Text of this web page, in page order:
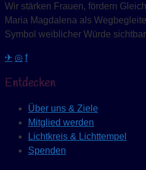
Wir stärken Frauen, fördern
Maria Magdalena als
Symbol weiblicher Würde
✈ ◎ f
Entdecken
Über uns & Ziele
Mitglied werden
Lichtkreis & Lichttempel
Spenden